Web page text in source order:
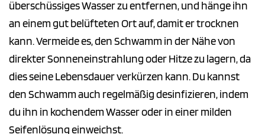
überschüssiges Wasser zu entfernen, und hänge ihn
an einem gut belüfteten Ort auf, damit er trocknen
kann. Vermeide es, den Schwamm in der Nähe von
direkter Sonneneinstrahlung oder Hitze zu lagern, da
dies seine Lebensdauer verkürzen kann. Du kannst
den Schwamm auch regelmäßig desinfizieren, indem
du ihn in kochendem Wasser oder in einer milden
Seifenlösung einweichst.